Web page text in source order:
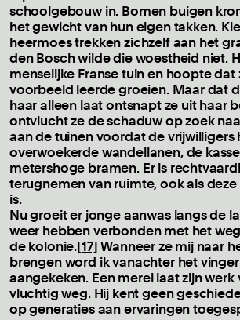
schoolgebouw in. Bomen buigen
het gewicht van hun eigen takken.
heermoes trekken zichzelf aan het
den Bosch wilde die woestheid niet.
menselijke Franse tuin en hoopte dat
voorbeeld leerde groeien. Maar dat
haar alleen laat ontsnapt ze uit haar
ontvlucht ze de schaduw op zoek
aan de tuinen voordat de vrijwilligers
overwoekerde wandellanen, de
metershoge bramen. Er is
terugnemen van ruimte, ook als
is.
Nu groeit er jonge aanwas langs de
weer hebben verbonden met het
de kolonie.[17]Wanneer ze mij naar
brengen word ik vanachter het
aangekeken. Een merel laat zijn werk
vluchtig weg. Hij kent geen
op generaties aan ervaringen